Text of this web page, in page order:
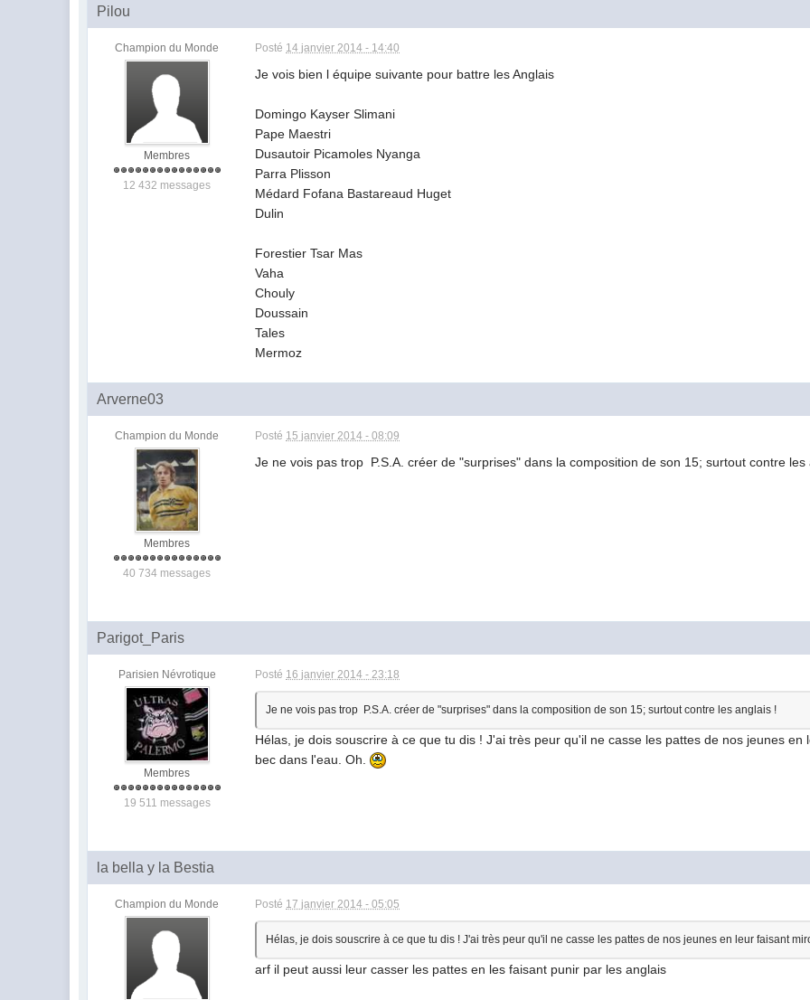
Pilou
Champion du Monde
Membres
12 432 messages
Posté 14 janvier 2014 - 14:40
Je vois bien l équipe suivante pour battre les Anglais
Domingo Kayser Slimani
Pape Maestri
Dusautoir Picamoles Nyanga
Parra Plisson
Médard Fofana Bastareaud Huget
Dulin
Forestier Tsar Mas
Vaha
Chouly
Doussain
Tales
Mermoz
Arverne03
Champion du Monde
Membres
40 734 messages
Posté 15 janvier 2014 - 08:09
Je ne vois pas trop P.S.A. créer de "surprises" dans la composition de son 15; surtout contre les
Parigot_Paris
Parisien Névrotique
Membres
19 511 messages
Posté 16 janvier 2014 - 23:18
Je ne vois pas trop P.S.A. créer de "surprises" dans la composition de son 15; surtout contre les anglais !
Hélas, je dois souscrire à ce que tu dis ! J'ai très peur qu'il ne casse les pattes de nos jeunes
bec dans l'eau. Oh.
la bella y la Bestia
Champion du Monde Posté 17 janvier 2014 - 05:05
Hélas, je dois souscrire à ce que tu dis ! J'ai très peur qu'il ne casse les pattes de nos jeunes en leur faisant
arf il peut aussi leur casser les pattes en les faisant punir par les anglais